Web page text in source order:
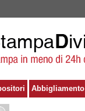
Abbigliamento